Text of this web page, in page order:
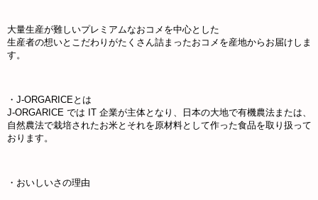
大量生産が難しいプレミアムなおコメを中心とした
生産者の想いとこだわりがたくさん詰まったおコメを産地からお届けしま
す。
・J-ORGARICEとは
J-ORGARICE では IT 企業が主体となり、日本の大地で有機農法または、
自然農法で栽培されたお米とそれを原材料として作った食品を取り扱って
おります。
・おいしいさの理由